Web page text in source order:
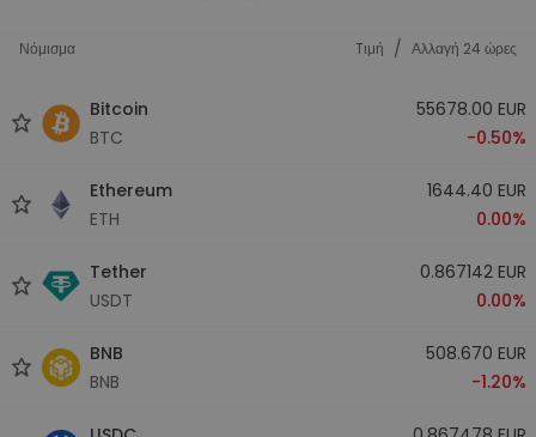
Νόμισμα Tιμή / Αλλαγή 24 ώρες
Bitcoin
BTC
55678.00 EUR
-0.50%
Ethereum
ETH
1644.40 EUR
0.00%
Tether
USDT
0.867142 EUR
0.00%
BNB
BNB
508.670 EUR
-1.20%